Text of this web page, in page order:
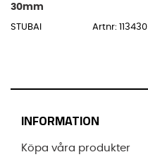
30mm
STUBAI Artnr: 113430
INFORMATION
Köpa våra produkter